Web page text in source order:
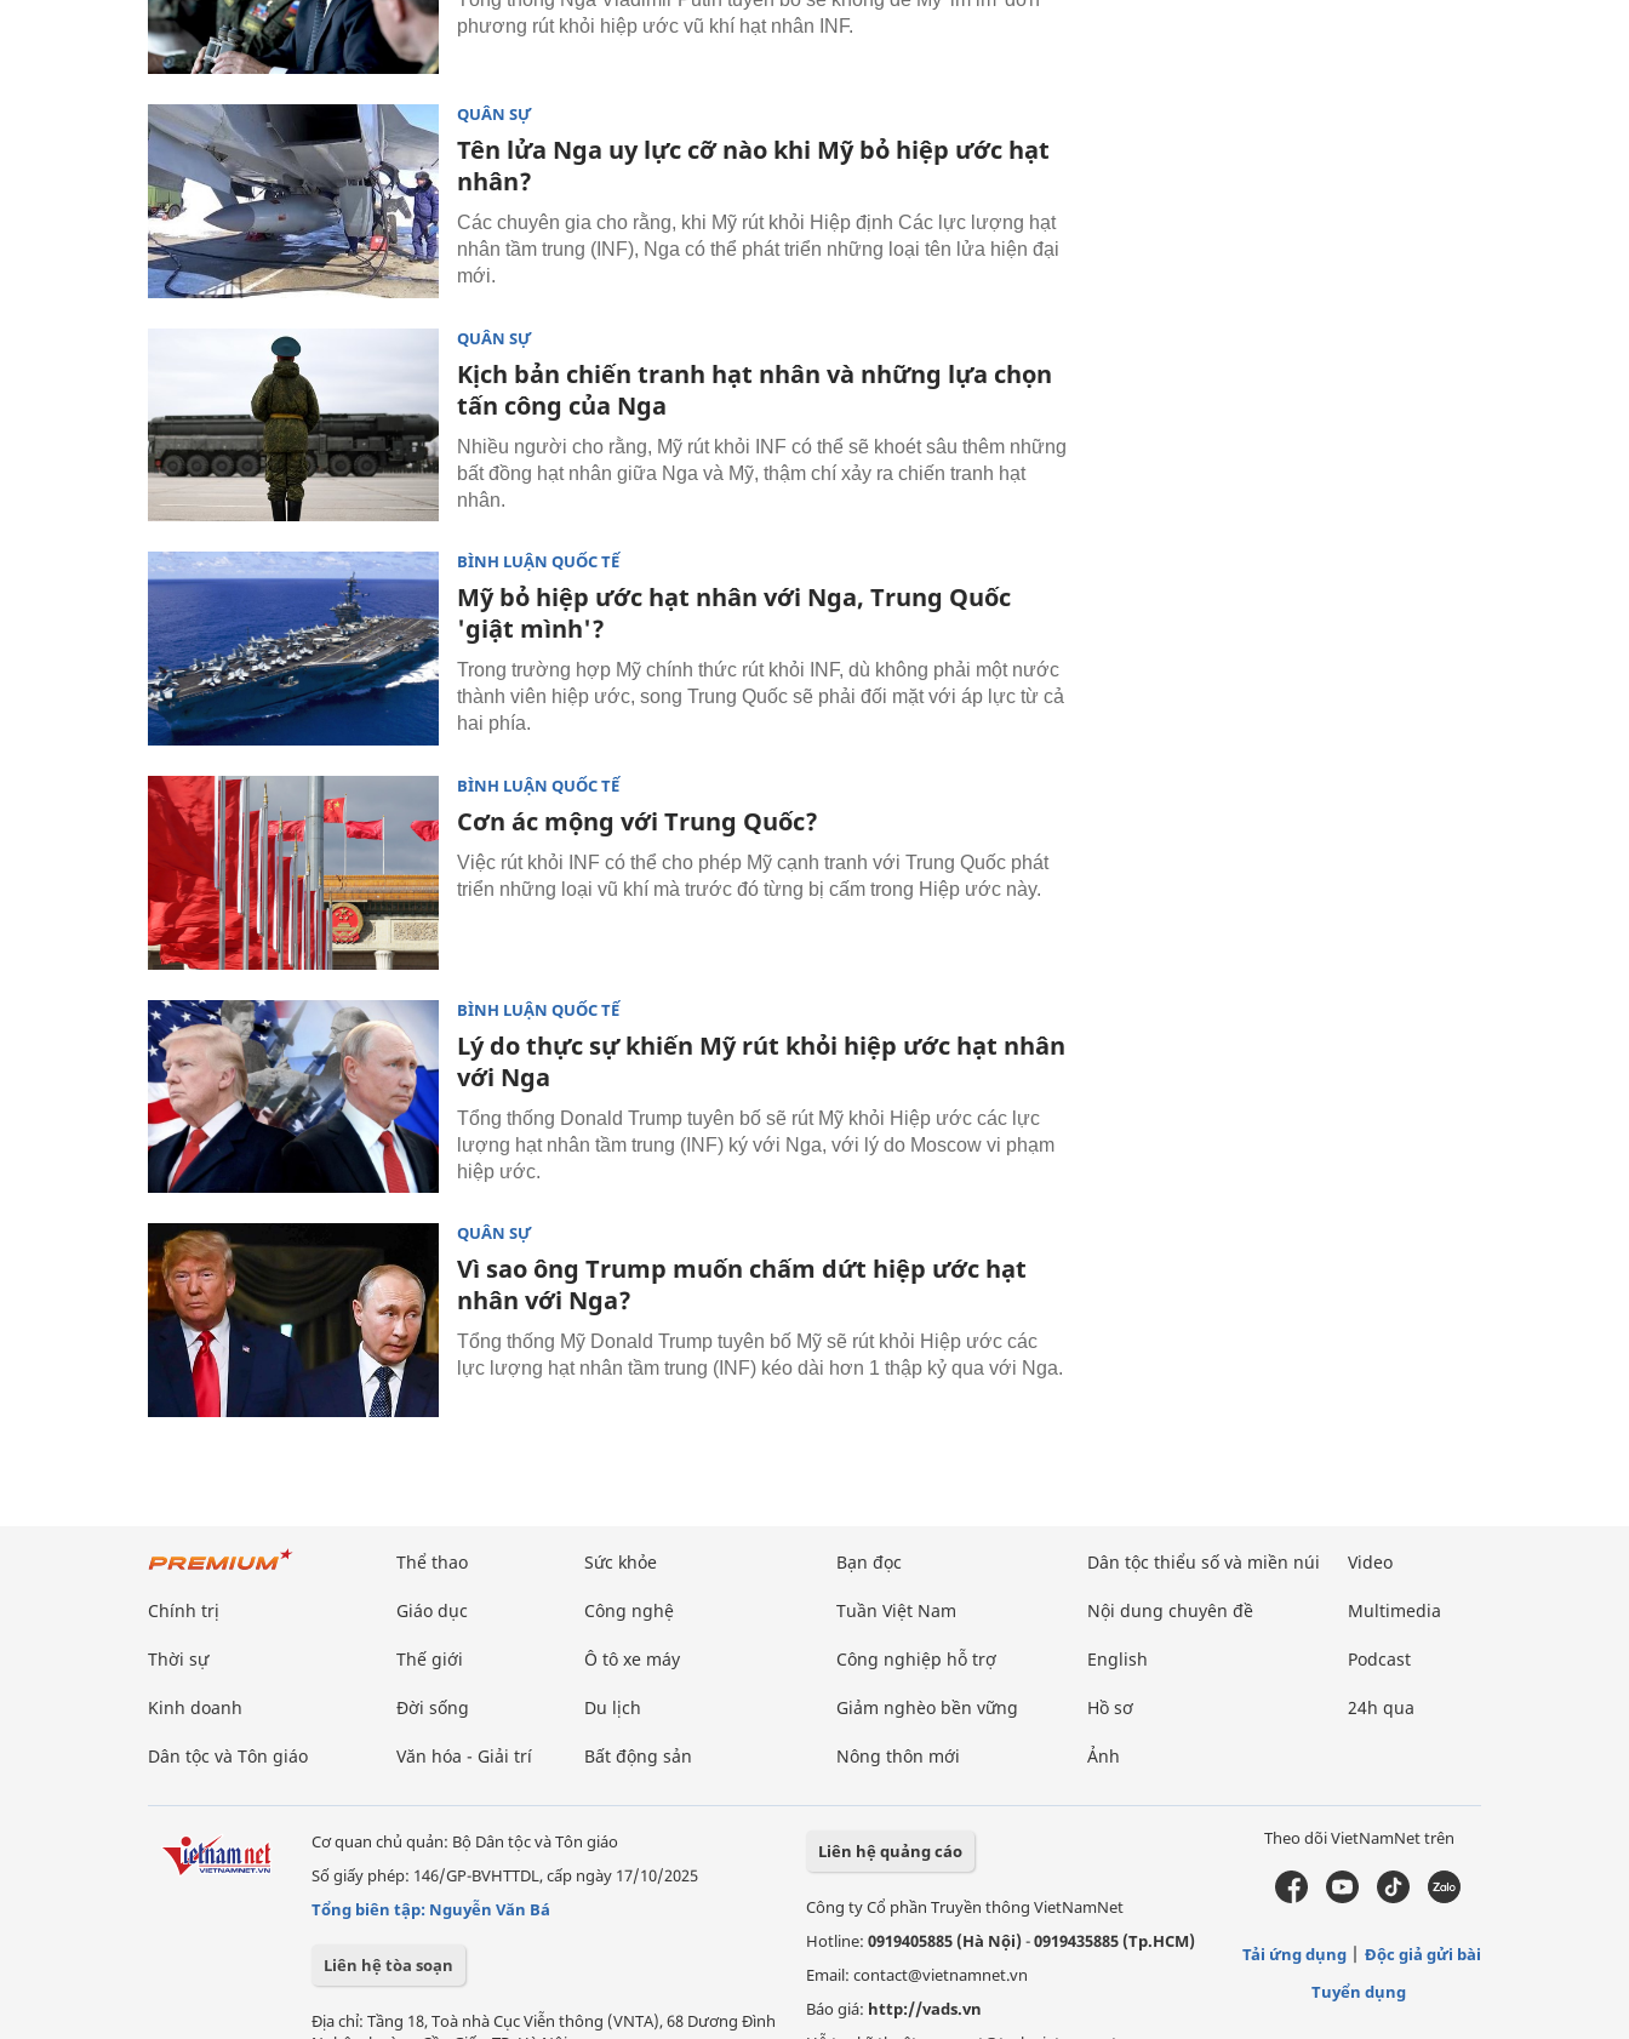
phương rút khỏi hiệp ước vũ khí hạt nhân INF.
QUÂN SỰ
Tên lửa Nga uy lực cỡ nào khi Mỹ bỏ hiệp ước hạt
nhân?
Các chuyên gia cho rằng, khi Mỹ rút khỏi Hiệp định Các lực lượng hạt
nhân tầm trung (INF), Nga có thể phát triển những loại tên lửa hiện đại
mới.
QUÂN SỰ
Kịch bản chiến tranh hạt nhân và những lựa chọn
tấn công của Nga
Nhiều người cho rằng, Mỹ rút khỏi INF có thể sẽ khoét sâu thêm những
bất đồng hạt nhân giữa Nga và Mỹ, thậm chí xảy ra chiến tranh hạt
nhân.
BÌNH LUẬN QUỐC TẾ
Mỹ bỏ hiệp ước hạt nhân với Nga, Trung Quốc
'giật mình'?
Trong trường hợp Mỹ chính thức rút khỏi INF, dù không phải một nước
thành viên hiệp ước, song Trung Quốc sẽ phải đối mặt với áp lực từ cả
hai phía.
BÌNH LUẬN QUỐC TẾ
Cơn ác mộng với Trung Quốc?
Việc rút khỏi INF có thể cho phép Mỹ cạnh tranh với Trung Quốc phát
triển những loại vũ khí mà trước đó từng bị cấm trong Hiệp ước này.
BÌNH LUẬN QUỐC TẾ
Lý do thực sự khiến Mỹ rút khỏi hiệp ước hạt nhân
với Nga
Tổng thống Donald Trump tuyên bố sẽ rút Mỹ khỏi Hiệp ước các lực
lượng hạt nhân tầm trung (INF) ký với Nga, với lý do Moscow vi phạm
hiệp ước.
QUÂN SỰ
Vì sao ông Trump muốn chấm dứt hiệp ước hạt
nhân với Nga?
Tổng thống Mỹ Donald Trump tuyên bố Mỹ sẽ rút khỏi Hiệp ước các
lực lượng hạt nhân tầm trung (INF) kéo dài hơn 1 thập kỷ qua với Nga.
Chính trị
Thời sự
Kinh doanh
Dân tộc và Tôn giáo
Thể thao
Giáo dục
Thế giới
Đời sống
Văn hóa - Giải trí
Sức khỏe
Công nghệ
Ô tô xe máy
Du lịch
Bất động sản
Bạn đọc
Tuần Việt Nam
Công nghiệp hỗ trợ
Giảm nghèo bền vững
Nông thôn mới
Dân tộc thiểu số và miền núi
Nội dung chuyên đề
English
Hồ sơ
Ảnh
Video
Multimedia
Podcast
24h qua
Cơ quan chủ quản: Bộ Dân tộc và Tôn giáo
Số giấy phép: 146/GP-BVHTTDL, cấp ngày 17/10/2025
Tổng biên tập: Nguyễn Văn Bá
Liên hệ tòa soạn
Địa chỉ: Tầng 18, Toà nhà Cục Viễn thông (VNTA), 68 Dương Đình
Liên hệ quảng cáo
Công ty Cổ phần Truyền thông VietNamNet
Hotline: 0919405885 (Hà Nội)-0919435885 (Tp.HCM)
Email: contact@vietnamnet.vn
Báo giá: http://vads.vn
Theo dõi VietNamNet trên
Tải ứng dụng
Độc giả gửi bài
Tuyển dụng